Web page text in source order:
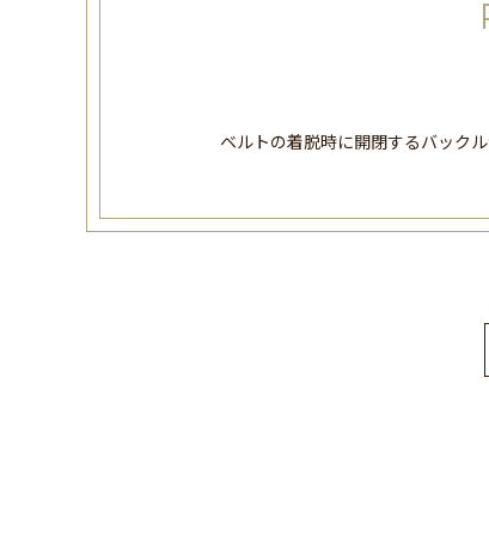
ベルトの着脱時に開閉するバック